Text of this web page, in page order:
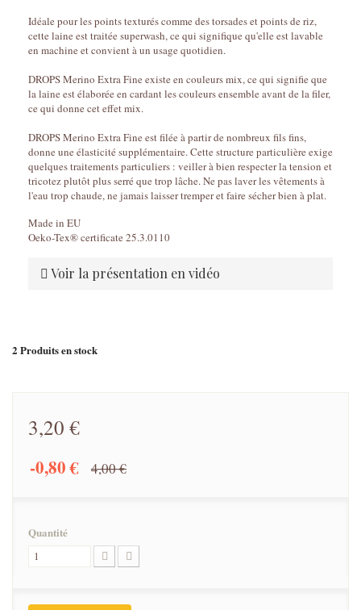
Idéale pour les points texturés comme des torsades et points de riz,
cette laine est traitée superwash, ce qui signifique qu'elle est lavable
en machine et convient à un usage quotidien.
DROPS Merino Extra Fine existe en couleurs mix, ce qui signifie que
la laine est élaborée en cardant les couleurs ensemble avant de la filer,
ce qui donne cet effet mix.
DROPS Merino Extra Fine est filée à partir de nombreux fils fins,
donne une élasticité supplémentaire. Cette structure particulière exige
quelques traitements particuliers : veiller à bien respecter la tension et
tricotez plutôt plus serré que trop lâche. Ne pas laver les vêtements à
l'eau trop chaude, ne jamais laisser tremper et faire sécher bien à plat.
Made in EU
Oeko-Tex® certificate 25.3.0110
Voir la présentation en vidéo
2 Produits en stock
3,20 €
-0,80 € 4,00 €
Quantité